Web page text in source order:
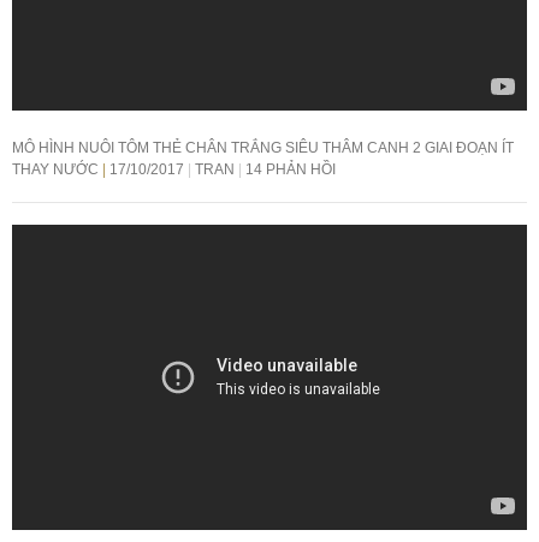
MÔ HÌNH NUÔI TÔM THẺ CHÂN TRẮNG SIÊU THÂM CANH 2 GIAI ĐOẠN ÍT
THAY NƯỚC
17/10/2017 TRAN 14 PHẢN HỒI